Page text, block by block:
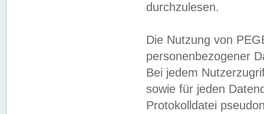
durchzulesen.
Die Nutzung von
personenbezogener
Bei jedem
sowie für jeden
Protokolldatei